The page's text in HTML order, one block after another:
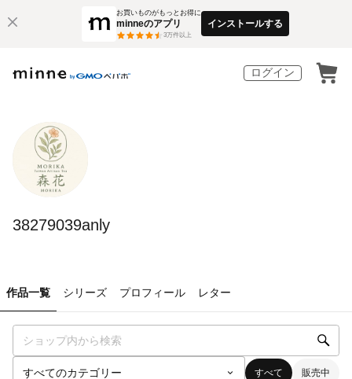
お買いものがもっとお得に
minneのアプリ
3万件以上
インストールする
ログイン
38279039anly
作品一覧 シリーズ プロフィール レター
すべて 販売中